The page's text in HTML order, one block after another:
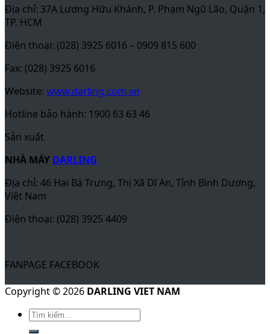
Địa chỉ: 37A Lương Hữu Khánh, P. Phạm Ngũ Lão, Quận 1,
TP. HCM
Điện thoại: (028) 3925 6016 – 0909 815 600
Fax: (028) 3925 6016
Website: www.darling.com.vn
Hotline bảo hành: 1900 63 63 46
Sản xuất
NHÀ MÁY DARLING
Địa chỉ: 46 Hai Bà Trưng, Thị Xã Dĩ An, Tỉnh Bình Dương,
Việt Nam
Điện thoại: (028) 3925 4409
FANPAGE FACEBOOK
Copyright © 2026 DARLING VIET NAM